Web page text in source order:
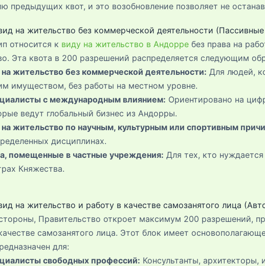
предыдущих квот, и это возобновление позволяет не
на жительство без коммерческой деятельности
относится к виду на жительство в Андорребез права на
Эта квота в 200 разрешений распределяется следующим
жительство без коммерческой деятельности: Для людей,
имуществом, без работы на местном уровне.
с международным влиянием: Ориентировано на
ведут глобальный бизнес из Андорры.
жительство по научным, культурным или спортивным
дисциплинах.
помещенные в частные учреждения: Для тех, кто
Княжества.
на жительство и работу в качестве самозанятого лица
Правительство откроет максимум 200 разрешений,
самозанятого лица. Этот блок имеет
для:
свободных профессий: Консультанты,